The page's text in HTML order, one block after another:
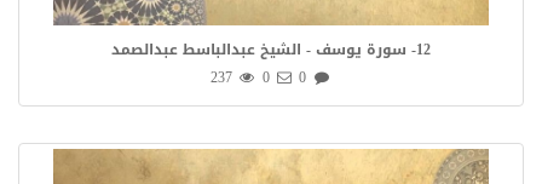
12- سورة يوسف - الشيخ عبدالباسط عبدالصمد
0
0
237